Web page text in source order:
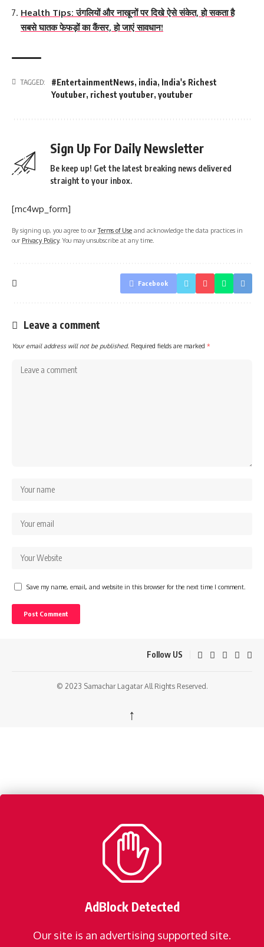
Health Tips: उंगलियों और नाखूनों पर दिखे ऐसे संकेत, हो सकता है
सबसे घातक फेफड़ों का कैंसर, हो जाएं सावधान!
TAGGED: #EntertainmentNews, india, India's Richest
Youtuber, richest youtuber, youtuber
Sign Up For Daily Newsletter
Be keep up! Get the latest breaking news delivered
straight to your inbox.
[mc4wp_form]
By signing up, you agree to ourTerms of Use and acknowledge the data practices in
our Privacy Policy. You may unsubscribe at any time.
Facebook
Leave a comment
Your email address will not be published. Required fields are marked *
Save my name, email, and website in this browser for the next time I comment.
Follow US
© 2023 Samachar Lagatar All Rights Reserved.
↑
AdBlock Detected
Our site is an advertising supported site.